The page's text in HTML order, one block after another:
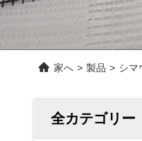
家へ > 製品 > シマ
全カテゴリー